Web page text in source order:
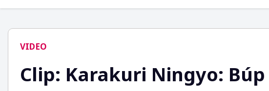
VIDEO
Clip: Karakuri Ningyo: